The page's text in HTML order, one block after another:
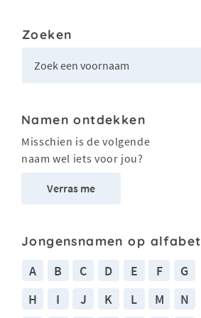
Zoeken
Namen ontdekken
Misschien is de volgende
naam wel iets voor jou?
Verras me
Jongensnamen op alfabet
A B C D E F
G
H
I J K L M
N